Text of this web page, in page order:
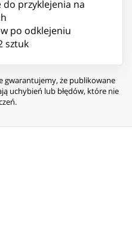
do przyklejenia na
po odklejeniu
sztuk
gwarantujemy, że publikowane
uchybień lub błędów, które nie